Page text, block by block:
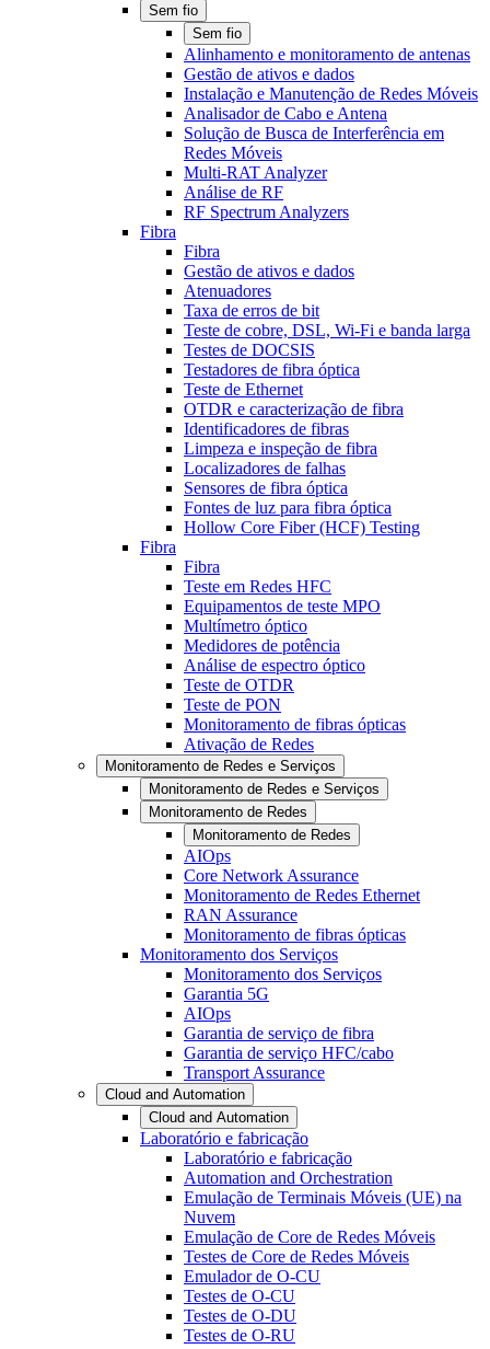
Sem fio
Sem fio
Alinhamento e monitoramento de antenas
Gestão de ativos e dados
Instalação e Manutenção de Redes Móveis
Analisador de Cabo e Antena
Solução de Busca de Interferência em
Redes Móveis
Multi-RAT Analyzer
Análise de RF
RF Spectrum Analyzers
Fibra
Fibra
Gestão de ativos e dados
Atenuadores
Taxa de erros de bit
Teste de cobre, DSL, Wi-Fi e banda larga
Testes de DOCSIS
Testadores de fibra óptica
Teste de Ethernet
OTDR e caracterização de fibra
Identificadores de fibras
Limpeza e inspeção de fibra
Localizadores de falhas
Sensores de fibra óptica
Fontes de luz para fibra óptica
Hollow Core Fiber (HCF) Testing
Fibra
Fibra
Teste em Redes HFC
Equipamentos de teste MPO
Multímetro óptico
Medidores de potência
Análise de espectro óptico
Teste de OTDR
Teste de PON
Monitoramento de fibras ópticas
Ativação de Redes
Monitoramento de Redes e Serviços
Monitoramento de Redes e Serviços
Monitoramento de Redes
Monitoramento de Redes
AIOps
Core Network Assurance
Monitoramento de Redes Ethernet
RAN Assurance
Monitoramento de fibras ópticas
Monitoramento dos Serviços
Monitoramento dos Serviços
Garantia 5G
AIOps
Garantia de serviço de fibra
Garantia de serviço HFC/cabo
Transport Assurance
Cloud and Automation
Cloud and Automation
Laboratório e fabricação
Laboratório e fabricação
Automation and Orchestration
Emulação de Terminais Móveis (UE) na
Nuvem
Emulação de Core de Redes Móveis
Testes de Core de Redes Móveis
Emulador de O-CU
Testes de O-CU
Testes de O-DU
Testes de O-RU